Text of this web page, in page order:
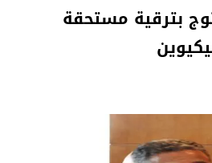
بترقية مستحقة